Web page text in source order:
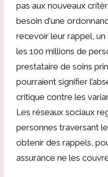
pas aux nouveaux
besoin d'une
recevoir leur rappel,
les 100 millions de
prestataire de soins
pourraient signifier
critique contre les
Les réseaux sociaux
personnes traversant
obtenir des rappels,
assurance ne les